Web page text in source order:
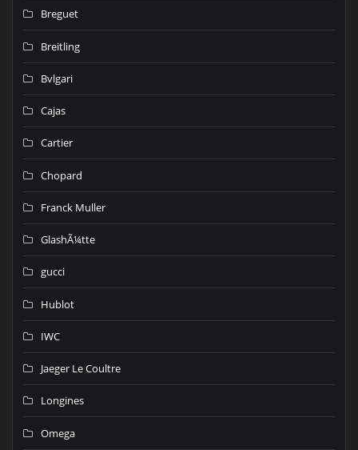
Breguet
Breitling
Bvlgari
Cajas
Cartier
Chopard
Franck Muller
GlashÃ¼tte
gucci
Hublot
IWC
Jaeger Le Coultre
Longines
Omega